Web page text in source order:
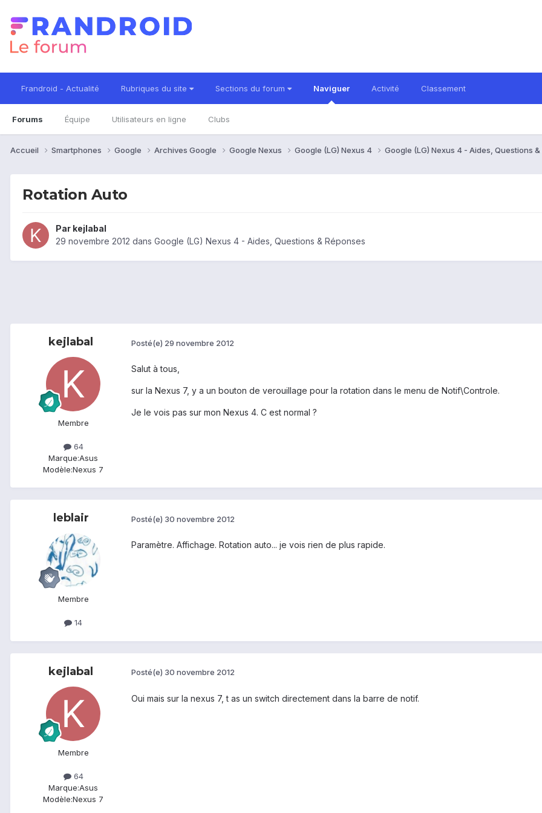
Frandroid - Actualité Rubriques du site Sections du forum Naviguer
Forums Équipe Utilisateurs en ligne Clubs
Activité Classement
Accueil Smartphones Google Archives Google Google Nexus Google (LG) Nexus 4 Google (LG) Nexus 4 - Aides, Questions &
Rotation Auto
Par kejlabal
29 novembre 2012 dans Google (LG) Nexus 4 - Aides, Questions & Réponses
kejlabal
Membre
64
Marque:Asus
Modèle:Nexus 7
Posté(e) 29 novembre 2012
Salut à tous,
sur la Nexus 7, y a un bouton de verouillage pour la rotation dans le menu de Notif\Controle.
Je le vois pas sur mon Nexus 4. C est normal ?
leblair
Membre
14
Posté(e) 30 novembre 2012
Paramètre. Affichage. Rotation auto... je vois rien de plus rapide.
kejlabal
Membre
64
Marque:Asus
Modèle:Nexus 7
Posté(e) 30 novembre 2012
Oui mais sur la nexus 7, t as un switch directement dans la barre de notif.